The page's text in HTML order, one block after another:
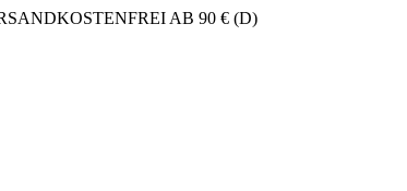
AB 90 € (D)